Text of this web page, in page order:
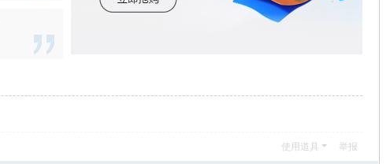
使用道具 举报